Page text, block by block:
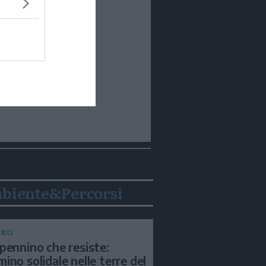
che resiste:
solidale nelle terre del